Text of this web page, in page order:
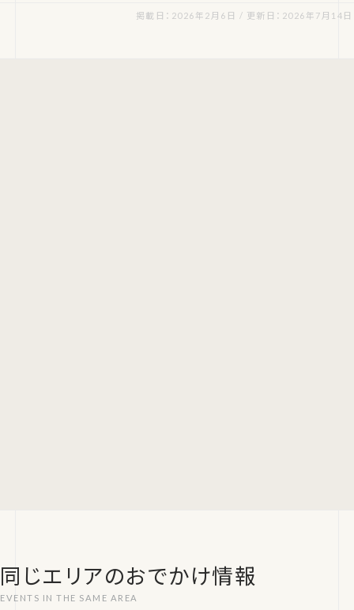
掲載日：2026年2月6日 / 更新日：2026年7月14日
同じエリアのおでかけ情報